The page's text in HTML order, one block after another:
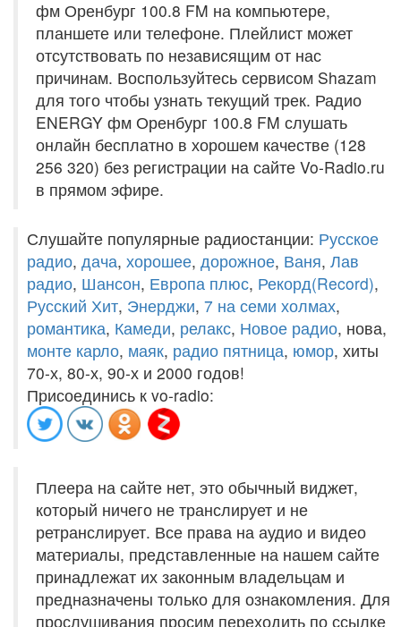
фм Оренбург 100.8 FM на компьютере,
планшете или телефоне. Плейлист может
отсутствовать по независящим от нас
причинам. Воспользуйтесь сервисом Shazam
для того чтобы узнать текущий трек. Радио
ENERGY фм Оренбург 100.8 FM слушать
онлайн бесплатно в хорошем качестве (128
256 320) без регистрации на сайте Vo-Radio.ru
в прямом эфире.
Слушайте популярные радиостанции: Русское
радио, дача, хорошее, дорожное, Ваня, Лав
радио, Шансон, Европа плюс, Рекорд(Record),
Русский Хит, Энерджи, 7 на семи холмах,
романтика, Камеди, релакс, Новое радио, нова,
монте карло, маяк, радио пятница, юмор, хиты
70-х, 80-х, 90-х и 2000 годов!
Присоединись к vo-radio:
Плеера на сайте нет, это обычный виджет,
который ничего не транслирует и не
ретранслирует. Все права на аудио и видео
материалы, представленные на нашем сайте
принадлежат их законным владельцам и
предназначены только для ознакомления. Для
прослушивания просим переходить по ссылке